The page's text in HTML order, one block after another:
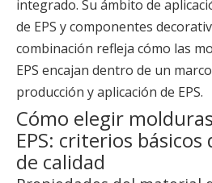
integrado. Su ámbito de
de EPS y componentes
combinación refleja cómo las
EPS encajan dentro de un
producción y aplicación de EPS.
Cómo elegir
EPS: criterios básicos
de calidad